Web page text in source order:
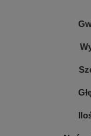
lub
ciągi o bardzo